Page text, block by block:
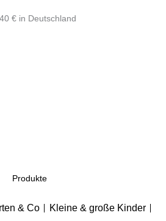
€ in Deutschland
Produkte
& Co Kleine & große Kinder